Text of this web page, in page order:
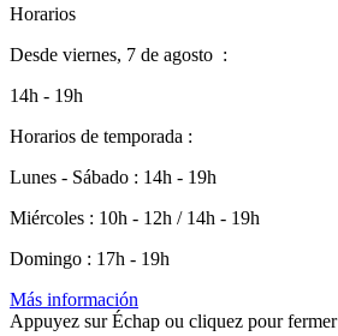
Horarios
Desde viernes, 7 de agosto :
14h - 19h
Horarios de temporada :
Lunes - Sábado : 14h - 19h
Miércoles : 10h - 12h / 14h - 19h
Domingo : 17h - 19h
Más información
Appuyez sur Échap ou cliquez pour fermer